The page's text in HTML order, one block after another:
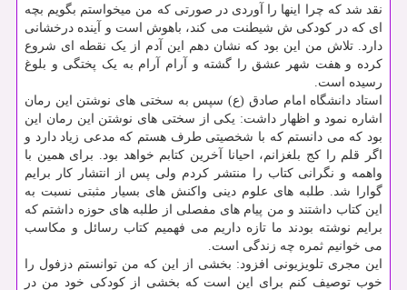
نقد شد که چرا اینها را آوردی در صورتی که من میخواستم بگویم بچه
ای که در کودکی ش شیطنت می کند، باهوش است و آینده درخشانی
دارد. تلاش من این بود که نشان دهم این آدم از یک نقطه ای شروع
کرده و هفت شهر عشق را گشته و آرام آرام به یک پختگی و بلوغ
رسیده است.
استاد دانشگاه امام صادق (ع) سپس به سختی های نوشتن این رمان
اشاره نمود و اظهار داشت: یکی از سختی های نوشتن این رمان این
بود که می دانستم که با شخصیتی طرف هستم که مدعی زیاد دارد و
اگر قلم را کج بلغزانم، احیانا آخرین کتابم خواهد بود. برای همین با
واهمه و نگرانی کتاب را منتشر کردم ولی پس از انتشار کار برایم
گوارا شد. طلبه های علوم دینی واکنش های بسیار مثبتی نسبت به
این کتاب داشتند و من پیام های مفصلی از طلبه های حوزه داشتم که
برایم نوشته بودند ما تازه داریم می فهمیم کتاب رسائل و مکاسب
می خوانیم ثمره چه زندگی است.
این مجری تلویزیونی افزود: بخشی از این که من توانستم دزفول را
خوب توصیف کنم برای این است که بخشی از کودکی خود من در